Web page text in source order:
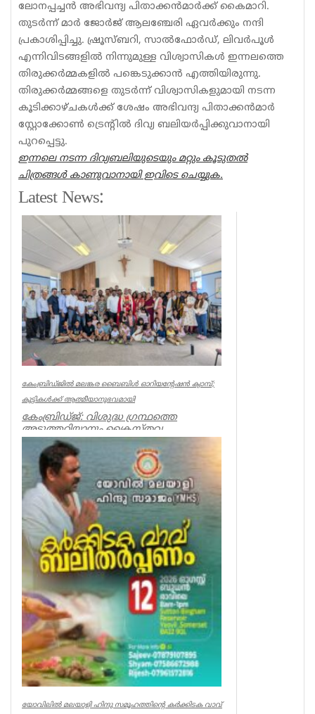
ലോനപ്പച്ചന്‍ അഭിവന്ദ്യ പിതാക്കന്‍മാര്‍ക്ക് കൈമാറി.
തുടര്‍ന്ന് മാര്‍ ജോര്‍ജ് ആലഞ്ചേരി ഏവര്‍ക്കും നന്ദി
പ്രകാശിപ്പിച്ചു. ഷ്രൂസ്ബറി, സാല്‍ഫോര്‍ഡ്, ലിവര്‍പൂള്‍
എന്നിവിടങ്ങളില്‍ നിന്നുമുള്ള വിശ്വാസികള്‍ ഇന്നലത്തെ
തിരുക്കര്‍മ്മകളില്‍ പങ്കെടുക്കാന്‍ എത്തിയിരുന്നു.
തിരുക്കര്‍മ്മങ്ങളെ തുടര്‍ന്ന് വിശ്വാസികളുമായി നടന്ന
കൂടിക്കാഴ്ചകള്‍ക്ക് ശേഷം അഭിവന്ദ്യ പിതാക്കന്‍മാര്‍
സ്റ്റോക്കോണ്‍ ട്രെന്റില്‍ ദിവ്യ ബലിയര്‍പ്പിക്കുവാനായി
പുറപ്പെട്ടു.
ഇന്നലെ നടന്ന ദിവ്യബലിയുടെയും മറ്റും കൂടുതല്‍
ചിത്രങ്ങള്‍ കാണുവാനായി ഇവിടെ ചെയ്യുക.
Latest News:
കേംബ്രിഡ്ജിൽ മലങ്കര ബൈബിൾ ഓറിയന്റേഷൻ ക്യാമ്പ്;
കുട്ടികൾക്ക് ആത്മീയാനുഭവമായി
കേംബ്രിഡ്ജ്: വിശുദ്ധ ഗ്രന്ഥത്തെ
അടുത്തറിയാനും ക്രൈസ്തവ
വിശ്വാസമൂല്യങ്ങൾ ജീവിതത്തിൽ
പകർത്താനും കുട്ട...
Spiritual
യോവിലിൽ മലയാളി ഹിന്ദു സമൂഹത്തിന്റെ കർക്കിടക വാവ്